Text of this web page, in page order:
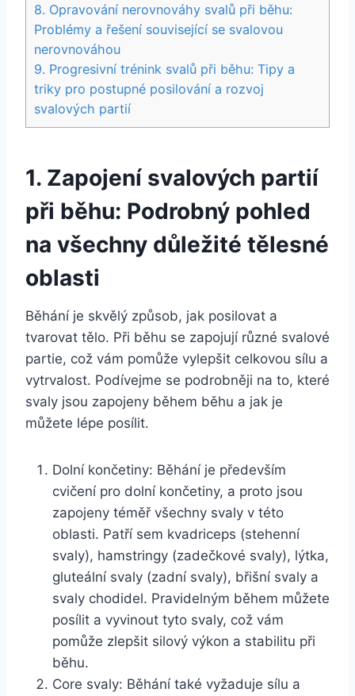
8. Opravování nerovnováhy svalů při běhu:
Problémy a řešení související se svalovou
nerovnováhou
9. Progresivní trénink svalů při běhu: Tipy a
triky pro postupné posilování a rozvoj
svalových partií
1. Zapojení svalových partií
při běhu: Podrobný pohled
na všechny důležité tělesné
oblasti
Běhání je skvělý způsob, jak posilovat a
tvarovat tělo. Při běhu se zapojují různé svalové
partie, což vám pomůže vylepšit celkovou sílu a
vytrvalost. Podívejme se podrobněji na to, které
svaly jsou zapojeny během běhu a jak je
můžete lépe posílit.
Dolní končetiny: Běhání je především
cvičení pro dolní končetiny, a proto jsou
zapojeny téměř všechny svaly v této
oblasti. Patří sem kvadriceps (stehenní
svaly), hamstringy (zadečkové svaly), lýtka,
gluteální svaly (zadní svaly), břišní svaly a
svaly chodidel. Pravidelným během můžete
posílit a vyvinout tyto svaly, což vám
pomůže zlepšit silový výkon a stabilitu při
běhu.
Core svaly: Běhání také vyžaduje sílu a